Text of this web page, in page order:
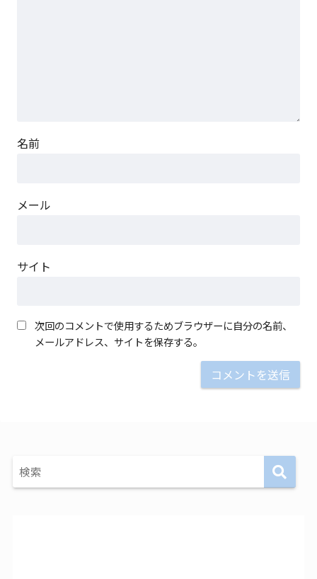
名前
メール
サイト
次回のコメントで使用するためブラウザーに自分の名前、
メールアドレス、サイトを保存する。